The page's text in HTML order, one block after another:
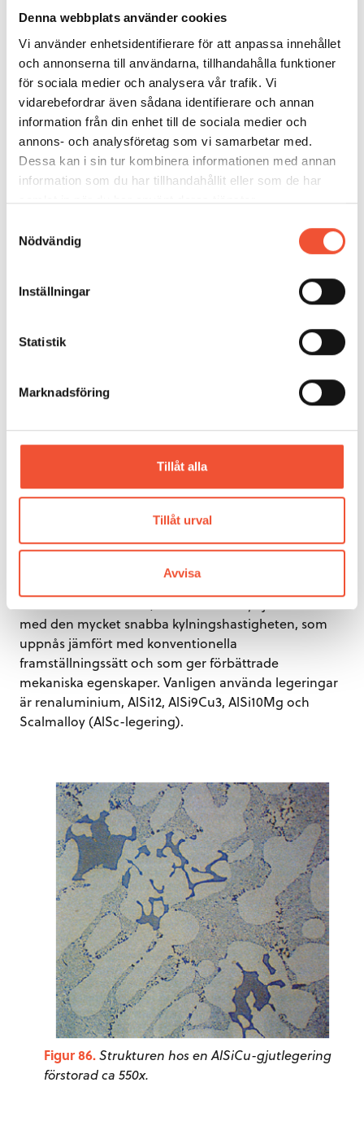
Denna webbplats använder cookies
Vi använder enhetsidentifierare för att anpassa innehållet
och annonserna till användarna, tillhandahålla funktioner
för sociala medier och analysera vår trafik. Vi
vidarebefordrar även sådana identifierare och annan
information från din enhet till de sociala medier och
annons- och analysföretag som vi samarbetar med.
Dessa kan i sin tur kombinera informationen med annan
information som du har tillhandahållit eller som de har
samlat in när du har använt deras tjänster.
Nödvändig
Inställningar
Statistik
Marknadsföring
Tillåt alla
Tillåt urval
Avvisa
av sandkorn) som främst används för att ta fram
komponenter, men även DOD (Drop on Demand) för
små ämnen i nanostorlekar. Begränsningar finns i hur
stora ämnen som kan skrivas ut.Figur 85 visar ett
exempel på en stor komponent, ett motorblock till
VW. Blocket på 25 kg tog cirka 300 timmar att skriva
ut, efterbearbetningen tog sedan lika lång tid.
Motorblock printat av Robert Hoffmann
GmbH, i aluminium till en VW. (foto Sten Farre)
Sedan 2015 har tydliga framsteg gjorts inom AM. Nya
legeringar har tagits fram, och då speciellt
aluminium-skandium, som bättre utnyttjar fördelarna
med den mycket snabba kylningshastigheten, som
uppnås jämfört med konventionella
framställningssätt och som ger förbättrade
mekaniska egenskaper. Vanligen använda legeringar
är renaluminium, AlSi12, AlSi9Cu3, AlSi10Mg och
Scalmalloy (AlSc-legering).
Figur 86.Strukturen hos en AlSiCu-gjutlegering
förstorad ca 550x.